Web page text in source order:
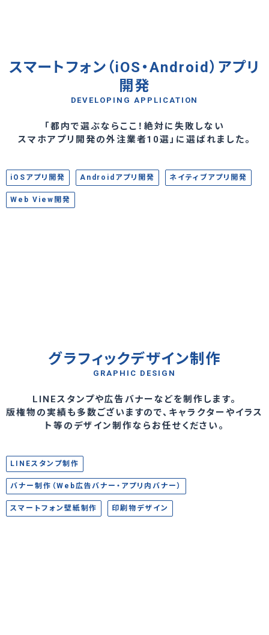
スマートフォン（iOS・Android）アプリ
開発
DEVELOPING APPLICATION
「都内で選ぶならここ！絶対に失敗しない
スマホアプリ開発の外注業者10選」に選ばれました。
iOSアプリ開発 Androidアプリ開発 ネイティブアプリ開発
Web View開発
グラフィックデザイン制作
GRAPHIC DESIGN
LINEスタンプや広告バナーなどを制作します。
版権物の実績も多数ございますので、キャラクターやイラス
ト等のデザイン制作ならお任せください。
LINEスタンプ制作
バナー制作（Web広告バナー・アプリ内バナー）
スマートフォン壁紙制作 印刷物デザイン